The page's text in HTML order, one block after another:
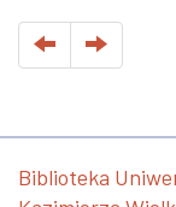
Biblioteka